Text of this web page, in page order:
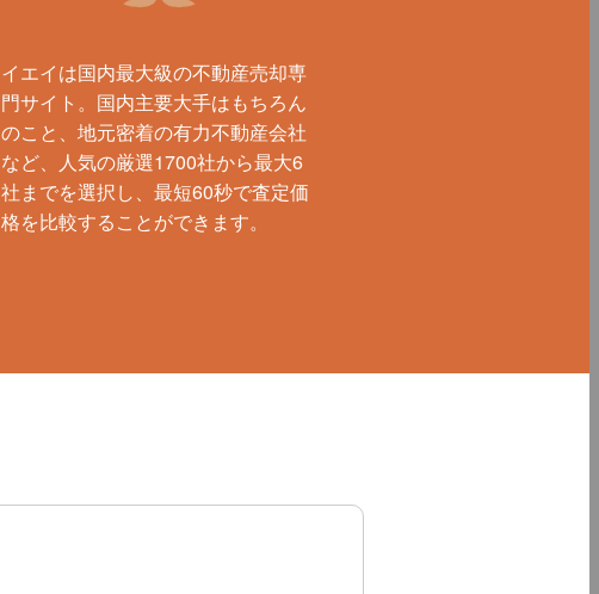
イエイは国内最大級の不動産売却専
門サイト。国内主要大手はもちろん
のこと、地元密着の有力不動産会社
など、人気の厳選1700社から最大6
社までを選択し、最短60秒で査定価
格を比較することができます。